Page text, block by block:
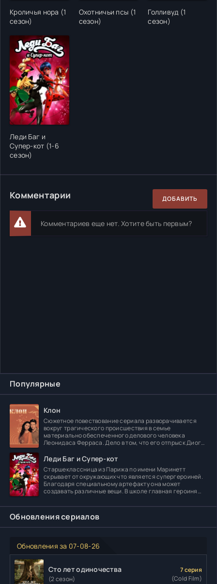
Популярные
Клон
Сюжетное повествование сериала разворачивается
вокруг трагического происшествия в семье
материально обеспеченного делового человека
Леонидаса Ферраса. Дело в том, что его отпрыск Диога
Леди Баг и Супер-кот
Старшеклассница из Парижа по имени Маринетт
скрывает от окружающих что является супергероиней.
Благодаря специальному артефакту она может
создавать различные вещи. В школе главная героиня
Обновления сериалов
Обновления за 07-08-26
Сто лет одиночества
(2 сезон)
7 серия
(Cold Film)
Кроличья нора (1
сезон)
Охотничьи псы (1
сезон)
Голливуд (1
сезон)
Леди Баг и
Супер-кот (1-6
сезон)
Комментарии ДОБАВИТЬ
Комментариев еще нет. Хотите быть первым?